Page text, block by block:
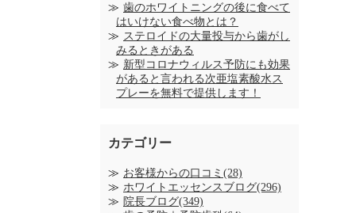
歯のホワイトニングの後に食べて
はいけない食べ物とは？
ステロイドの大量投与から歯がし
みるときがある
新型コロナウィルス予防にも効果
があると言われる次亜塩素酸水ス
プレーを無料で提供します！
カテゴリー
お客様からの口コミ(28)
ホワイトエッセンスブログ(296)
院長ブログ(349)